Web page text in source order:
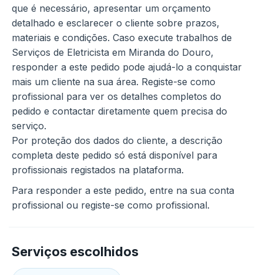
que é necessário, apresentar um orçamento
detalhado e esclarecer o cliente sobre prazos,
materiais e condições. Caso execute trabalhos de
Serviços de Eletricista em Miranda do Douro,
responder a este pedido pode ajudá-lo a conquistar
mais um cliente na sua área. Registe-se como
profissional para ver os detalhes completos do
pedido e contactar diretamente quem precisa do
serviço.
Por proteção dos dados do cliente, a descrição
completa deste pedido só está disponível para
profissionais registados na plataforma.
Para responder a este pedido, entre na sua conta
profissional ou registe-se como profissional.
Serviços escolhidos